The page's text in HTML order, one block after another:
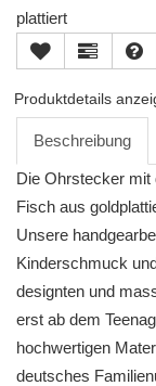
plattiert
Produktdetails
Beschreibung
Die Ohrstecker mit
Fisch aus
Unsere
Kinderschmuck
designten und
erst ab dem
hochwertigen
deutsches